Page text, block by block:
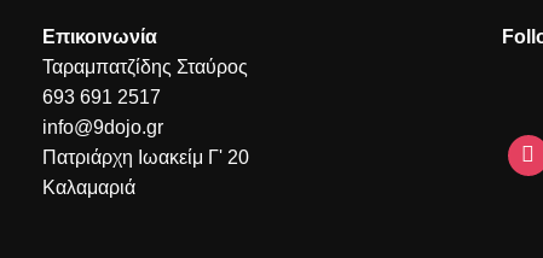
Επικοινωνία
Ταραμπατζίδης Σταύρος
693 691 2517
info@9dojo.gr
Πατριάρχη Ιωακείμ Γ' 20
Καλαμαριά